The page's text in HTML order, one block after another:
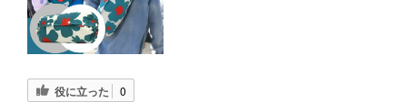
役に立った 0